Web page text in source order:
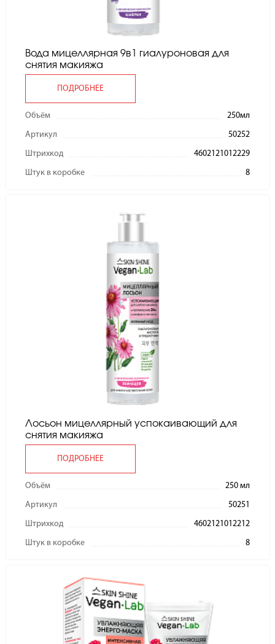
Вода мицеллярная 9в1 гиалуроновая для
снятия макияжа
ПОДРОБНЕЕ
Объём 250мл
Артикул 50252
Штрихкод 4602121012229
Штук в коробке 8
Лосьон мицеллярный успокаивающий для
снятия макияжа
ПОДРОБНЕЕ
Объём 250 мл
Артикул 50251
Штрихкод 4602121012212
Штук в коробке 8